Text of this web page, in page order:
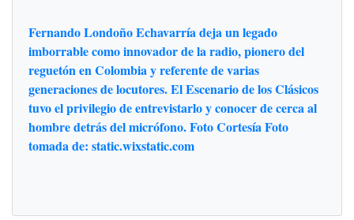
Fernando Londoño Echavarría deja un legado
imborrable como innovador de la radio, pionero del
reguetón en Colombia y referente de varias
generaciones de locutores. El Escenario de los Clásicos
tuvo el privilegio de entrevistarlo y conocer de cerca al
hombre detrás del micrófono. Foto Cortesía Foto
tomada de: static.wixstatic.com